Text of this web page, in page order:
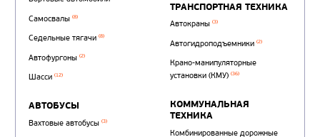
аэродромные